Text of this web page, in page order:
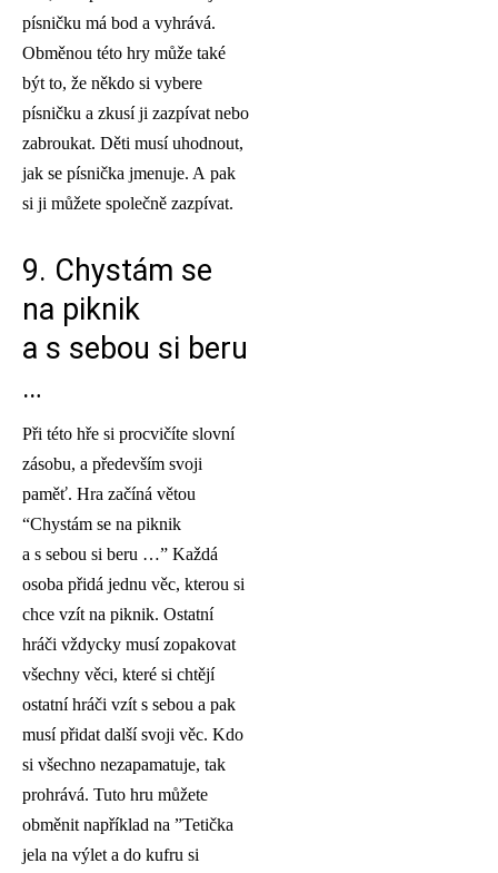
písničku má bod a vyhrává.
Obměnou této hry může také
být to, že někdo si vybere
písničku a zkusí ji zazpívat nebo
zabroukat. Děti musí uhodnout,
jak se písnička jmenuje. A pak
si ji můžete společně zazpívat.
9. Chystám se
na piknik
a s sebou si beru
…
Při této hře si procvičíte slovní
zásobu, a především svoji
paměť. Hra začíná větou
“Chystám se na piknik
a s sebou si beru …” Každá
osoba přidá jednu věc, kterou si
chce vzít na piknik. Ostatní
hráči vždycky musí zopakovat
všechny věci, které si chtějí
ostatní hráči vzít s sebou a pak
musí přidat další svoji věc. Kdo
si všechno nezapamatuje, tak
prohrává. Tuto hru můžete
obměnit například na ”Tetička
jela na výlet a do kufru si